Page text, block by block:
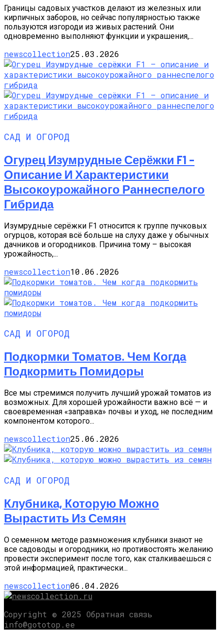
Границы садовых участков делают из железных или
кирпичных заборов, но сейчас популярностью также
пользуются изгороди из живых растений. Они
одновременно выполняют функции и украшения,...
newscollection25.03.2026
САД И ОГОРОД
Огурец Изумрудные Серёжки F1 –
Описание И Характеристики
Высокоурожайного Раннеспелого
Гибрида
Изумрудные серёжки F1 относится к группе пучковых
огурцов, которая всё больше на слуху даже у обычных
дачников и огородников. Причина тому – высокая
урожайность,...
newscollection10.06.2026
САД И ОГОРОД
Подкормки Томатов. Чем Когда
Подкормить Помидоры
Все мы стремимся получить лучший урожай томатов из
возможных. Для хорошей урожайности важно всё — и
своевременная «заправка» почвы и уход, не последним
компонентом которого...
newscollection25.06.2026
САД И ОГОРОД
Клубника, Которую Можно
Вырастить Из Семян
О семенном методе размножения клубники знают не
все садоводы и огородники, но противостоять желанию
провести эксперимент после того, как сталкиваешься с
этой информацией, практически...
newscollection06.04.2026
Copyright © 2025 Обратная связь
info@gototop.ee